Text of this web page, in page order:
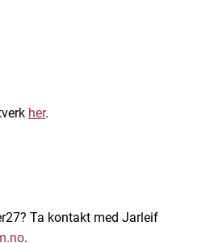
her.
Ta kontakt med Jarleif
.